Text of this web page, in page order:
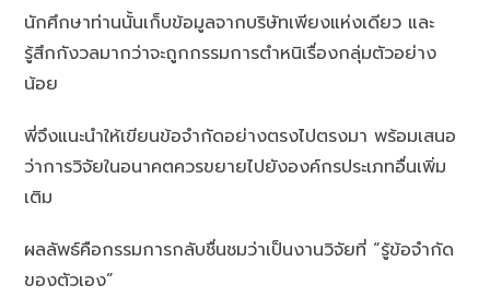
นักศึกษาท่านนั้นเก็บข้อมูลจากบริษัทเพียงแห่งเดียว และ
รู้สึกกังวลมากว่าจะถูกกรรมการตำหนิเรื่องกลุ่มตัวอย่าง
น้อย
พี่จึงแนะนำให้เขียนข้อจำกัดอย่างตรงไปตรงมา พร้อมเสนอ
ว่าการวิจัยในอนาคตควรขยายไปยังองค์กรประเภทอื่นเพิ่ม
เติม
ผลลัพธ์คือกรรมการกลับชื่นชมว่าเป็นงานวิจัยที่ “รู้ข้อจำกัด
ของตัวเอง”